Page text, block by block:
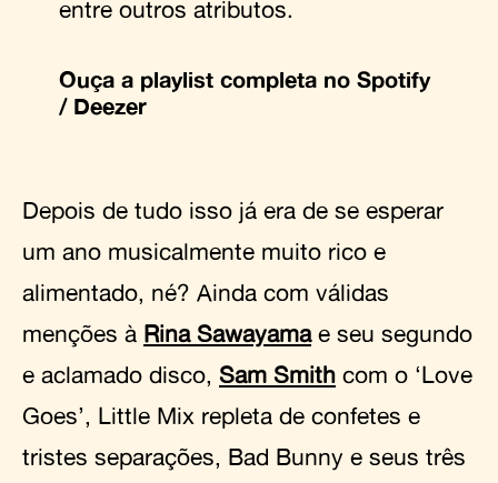
entre outros atributos.
Ouça a playlist completa no Spotify
/ Deezer
Depois de tudo isso já era de se esperar
um ano musicalmente muito rico e
alimentado, né? Ainda com válidas
menções à Rina Sawayamae seu segundo
e aclamado disco, Sam Smith com o ‘Love
Goes’, Little Mix repleta de confetes e
tristes separações, Bad Bunny e seus três